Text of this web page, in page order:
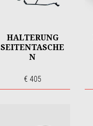
HALTERUNG
SEITENTASCHE
N
€ 405